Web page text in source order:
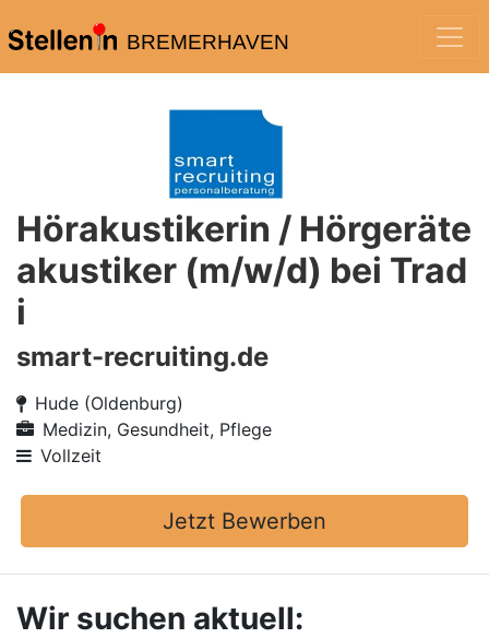
BREMERHAVEN
Hörakustikerin / Hörgeräte
akustiker (m/w/d) bei Trad
i
smart-recruiting.de
Hude (Oldenburg)
Medizin, Gesundheit, Pflege
Vollzeit
Jetzt Bewerben
Wir suchen aktuell: